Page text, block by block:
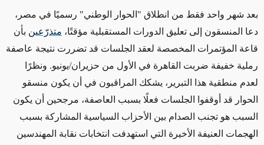
بعد شهر واحد فقط من انطلاق "الحوار الوطني" رسميًا في مصر،
دعا المنسقون إلى تعليق الدورات المستقبلية مؤقتًا، متذرّعين بأن
قاعة المؤتمرات المخصصة لعقد الجلسات قد تضررت نتيجة عاصفة
رملية خفيفة ضربت القاهرة في الأول من حزيران/يونيو. ونظرًا
لعدم منطقية هذا التبرير، يشكك المراقبون في أن يكون منسقو
الحوار قد أوقفوا الجلسات فعلًا بسبب العاصفة، مرجحين أن يكون
السبب هو تجنب الصدام بين الأحزاب السياسية المشاركة بسبب
الهجمات العنيفة الأخيرة التي استهدفت انتخابات نقابة المهندسين